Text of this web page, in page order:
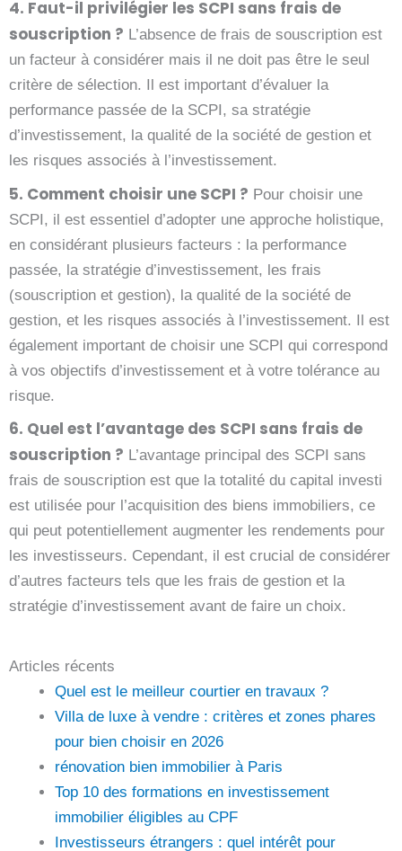
4. Faut-il privilégier les SCPI sans frais de
souscription ? L’absence de frais de souscription est
un facteur à considérer mais il ne doit pas être le seul
critère de sélection. Il est important d’évaluer la
performance passée de la SCPI, sa stratégie
d’investissement, la qualité de la société de gestion et
les risques associés à l’investissement.
5. Comment choisir une SCPI ? Pour choisir une
SCPI, il est essentiel d’adopter une approche holistique,
en considérant plusieurs facteurs : la performance
passée, la stratégie d’investissement, les frais
(souscription et gestion), la qualité de la société de
gestion, et les risques associés à l’investissement. Il est
également important de choisir une SCPI qui correspond
à vos objectifs d’investissement et à votre tolérance au
risque.
6. Quel est l’avantage des SCPI sans frais de
souscription ? L’avantage principal des SCPI sans
frais de souscription est que la totalité du capital investi
est utilisée pour l’acquisition des biens immobiliers, ce
qui peut potentiellement augmenter les rendements pour
les investisseurs. Cependant, il est crucial de considérer
d’autres facteurs tels que les frais de gestion et la
stratégie d’investissement avant de faire un choix.
Articles récents
Quel est le meilleur courtier en travaux ?
Villa de luxe à vendre : critères et zones phares
pour bien choisir en 2026
rénovation bien immobilier à Paris
Top 10 des formations en investissement
immobilier éligibles au CPF
Investisseurs étrangers : quel intérêt pour